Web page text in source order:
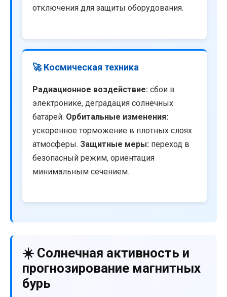
отключения для защиты оборудования.
🚀 Космическая техника
Радиационное воздействие: сбои в
электронике, деградация солнечных
батарей. Орбитальные изменения:
ускоренное торможение в плотных слоях
атмосферы. Защитные меры: переход в
безопасный режим, ориентация
минимальным сечением.
☀️ Солнечная активность и
прогнозирование магнитных
бурь